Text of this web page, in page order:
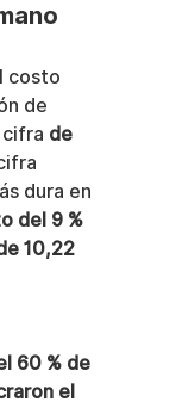
costo
de
cifra de
dura en
del 9 %
10,22
60 % de
el